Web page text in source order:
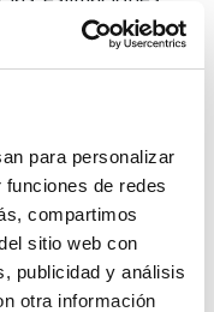
para personalizar
de redes
compartimos
sitio web con
publicidad y análisis
otra información
entidad está
costos de
por octava
Central de
acordó reducir
en 25
ciento. Esta
implica un
en la